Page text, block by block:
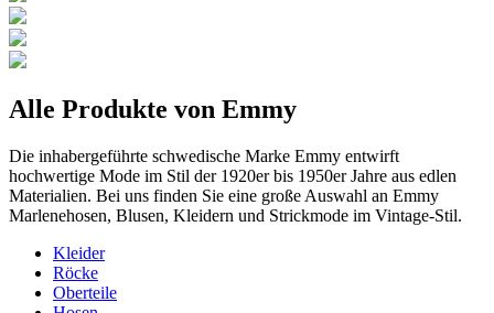
Alle Produkte von Emmy
Die inhabergeführte schwedische Marke Emmy entwirft
hochwertige Mode im Stil der 1920er bis 1950er Jahre aus edlen
Materialien. Bei uns finden Sie eine große Auswahl an Emmy
Marlenehosen, Blusen, Kleidern und Strickmode im Vintage-Stil.
Kleider
Röcke
Oberteile